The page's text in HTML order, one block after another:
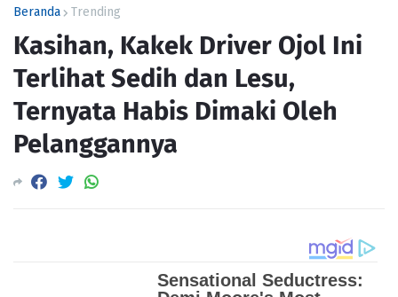
Beranda Trending
Kasihan, Kakek Driver Ojol Ini
Terlihat Sedih dan Lesu,
Ternyata Habis Dimaki Oleh
Pelanggannya